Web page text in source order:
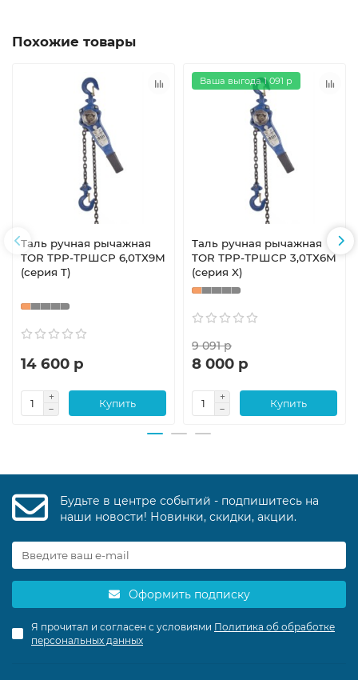
Похожие товары
Таль ручная рычажная
TOR ТРР-ТРШСР 6,0ТХ9М
(серия T)
14 600 р
Купить
Ваша выгода 1 091 р
Таль ручная рычажная
TOR ТРР-ТРШСР 3,0ТХ6М
(серия X)
9 091 р
8 000 р
Купить
Будьте в центре событий - подпишитесь на
наши новости! Новинки, скидки, акции.
Оформить подписку
Я прочитал и согласен с условиями Политика об обработке
персональных данных